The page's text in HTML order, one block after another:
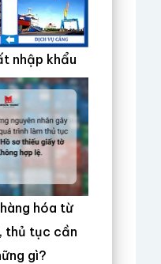
nhập khẩu
hóa từ
thủ tục cần
gì?